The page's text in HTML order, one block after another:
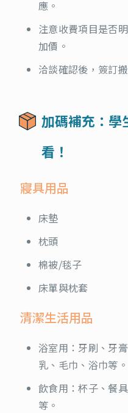
應。
注意收費項目是否
加價。
洽談確認後，簽訂
加碼補充：學
看！
寢具用品
床墊
枕頭
棉被/毯子
床單與枕套
清潔生活用品
浴室用：牙刷、牙
乳、毛巾、浴巾等。
飲食用：杯子、餐
等。